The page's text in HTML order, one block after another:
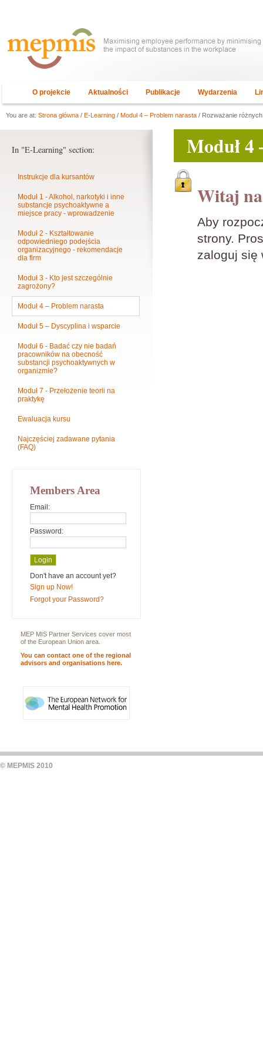
O projekcie Aktualności Publikacje Wydarzenia
You are at: Strona główna / E-Learning / Moduł 4 – Problem narasta / Rozważanie
Moduł 4
Witaj
Aby
strony.
zaloguj się
In "E-Learning" section:
Instrukcje dla kursantów
Moduł 1 - Alkohol, narkotyki i inne
substancje psychoaktywne a
miejsce pracy - wprowadzenie
Moduł 2 - Kształtowanie
odpowiedniego podejścia
organizacyjnego - rekomendacje
dla firm
Moduł 3 - Kto jest szczególnie
zagrożony?
Moduł 4 – Problem narasta
Moduł 5 – Dyscyplina i wsparcie
Moduł 6 - Badać czy nie badań
pracowników na obecność
substancji psychoaktywnych w
organizmie?
Moduł 7 - Przełożenie teorii na
praktykę
Ewaluacja kursu
Najczęściej zadawane pytania
(FAQ)
Members Area
Email:
Password:
Don't have an account yet?
Sign up Now!
Forgot your Password?
MEP MIS Partner Services cover most
of the European Union area.
You can contact one of the regional
advisors and organisations here.
© MEPMIS 2010